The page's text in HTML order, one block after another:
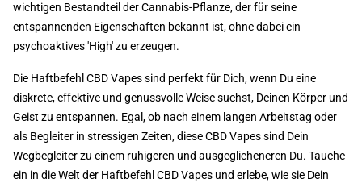
wichtigen Bestandteil der Cannabis-Pflanze, der für seine
entspannenden Eigenschaften bekannt ist, ohne dabei ein
psychoaktives 'High' zu erzeugen.
Die Haftbefehl CBD Vapes sind perfekt für Dich, wenn Du eine
diskrete, effektive und genussvolle Weise suchst, Deinen Körper und
Geist zu entspannen. Egal, ob nach einem langen Arbeitstag oder
als Begleiter in stressigen Zeiten, diese CBD Vapes sind Dein
Wegbegleiter zu einem ruhigeren und ausgeglicheneren Du. Tauche
ein in die Welt der Haftbefehl CBD Vapes und erlebe, wie sie Dein